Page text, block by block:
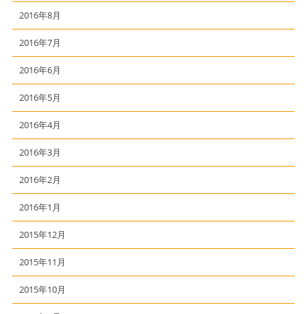
2016年8月
2016年7月
2016年6月
2016年5月
2016年4月
2016年3月
2016年2月
2016年1月
2015年12月
2015年11月
2015年10月